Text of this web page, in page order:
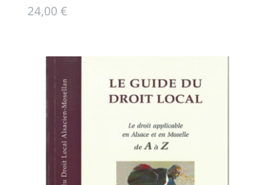
24,00 €